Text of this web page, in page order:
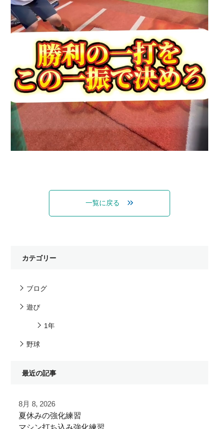
一覧に戻る
カテゴリー
ブログ
遊び
1年
野球
最近の記事
8月 8, 2026
夏休みの強化練習
マシン打ち込み強化練習